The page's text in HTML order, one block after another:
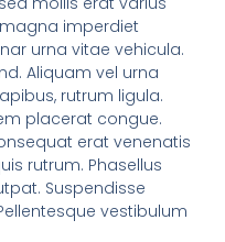
imperdiet
urna vitae vehicula.
Aliquam vel urna
rutrum ligula.
placerat congue.
erat venenatis
rutrum. Phasellus
Suspendisse
vestibulum